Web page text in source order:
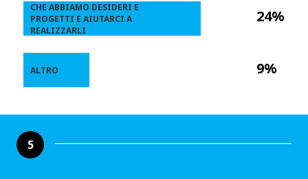
24%
9%
CHE ABBIAMO DESIDERI E
PROGETTI E AIUTARCI A
REALIZZARLI
ALTRO
5